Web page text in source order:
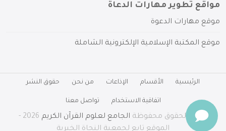
مواقع تطوير مهارات الدعاة
موقع مهارات الدعوة
موقع المكتبة الإسلامية الإلكترونية الشاملة
الرئيسية الأقسام الإذاعات من نحن حقوق النشر
اتفاقية الاستخدام تواصل معنا
جميع الحقوق محفوظة الجامع لعلوم القرآن الكريم
2026 -
الموقع تابع لجمعية النجاة الخيرية